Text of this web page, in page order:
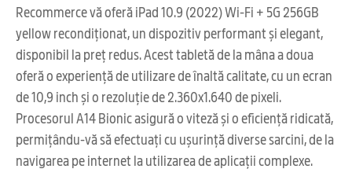
Recommerce vă oferă iPad 10.9 (2022) Wi-Fi + 5G 256GB
yellow recondiționat, un dispozitiv performant și elegant,
disponibil la preț redus. Acest tabletă de la mâna a doua
oferă o experiență de utilizare de înaltă calitate, cu un ecran
de 10,9 inch și o rezoluție de 2.360x1.640 de pixeli.
Procesorul A14 Bionic asigură o viteză și o eficiență ridicată,
permițându-vă să efectuați cu ușurință diverse sarcini, de la
navigarea pe internet la utilizarea de aplicații complexe.